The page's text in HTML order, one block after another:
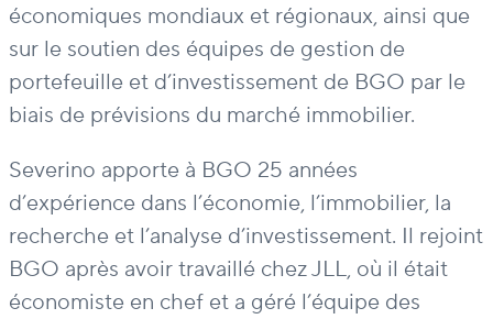
économiques mondiaux et régionaux, ainsi que
sur le soutien des équipes de gestion de
portefeuille et d’investissement de BGO par le
biais de prévisions du marché immobilier.
Severino apporte à BGO 25 années
d’expérience dans l’économie, l’immobilier, la
recherche et l’analyse d’investissement. Il rejoint
BGO après avoir travaillé chez JLL, où il était
économiste en chef et a géré l’équipe des